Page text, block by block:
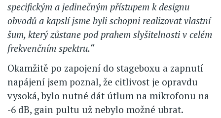
specifickým a jedinečným přístupem k designu
obvodů a kapslí jsme byli schopni realizovat vlastní
šum, který zůstane pod prahem slyšitelnosti v celém
frekvenčním spektru.“
Okamžitě po zapojení do stageboxu a zapnutí
napájení jsem poznal, že citlivost je opravdu
vysoká, bylo nutné dát útlum na mikrofonu na
-6 dB, gain pultu už nebylo možné ubrat.